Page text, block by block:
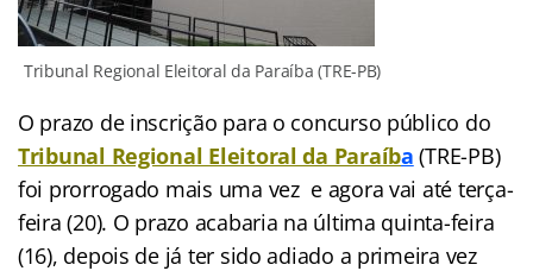
Tribunal Regional Eleitoral da Paraíba (TRE-PB)
O prazo de inscrição para o concurso público do
Tribunal Regional Eleitoral da Paraíba (TRE-PB)
foi prorrogado mais uma vez e agora vai até terça-
feira (20). O prazo acabaria na última quinta-feira
(16), depois de já ter sido adiado a primeira vez